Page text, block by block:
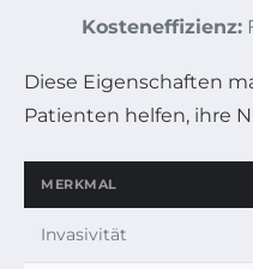
Kosteneffizienz:
Diese Eigenschaften
Patienten helfen, ihre
MERKMAL
Invasivität